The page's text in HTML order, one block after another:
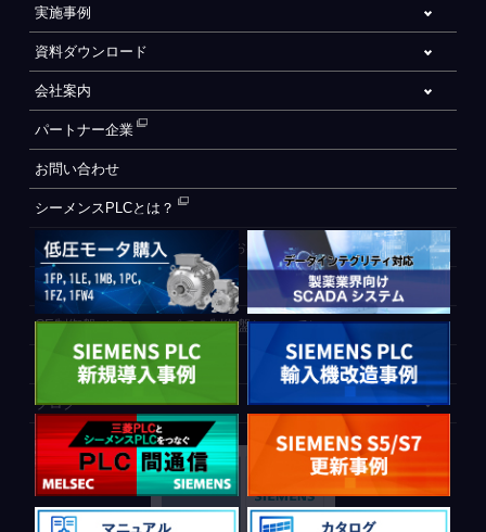
実施事例
資料ダウンロード
会社案内
パートナー企業
お問い合わせ
シーメンスPLCとは？
自動化設備をご検討されているお客様へ
WEB会員登録フォーム
CE制御盤（ヨーロッパでの制御盤について）
PLC間通信
ブログ